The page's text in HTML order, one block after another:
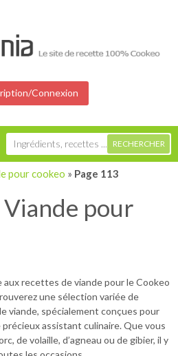
Connexion
pour cookeo » Page 113
Viande pour
aux recettes de viande pour le Cookeo
une sélection variée de
viande, spécialement conçues pour
assistant culinaire. Que vous
de volaille, d’agneau ou de gibier, il y